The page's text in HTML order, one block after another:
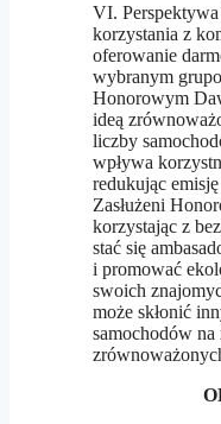
VI.
korzystania z
oferowanie
wybranym
Honorowym
ideą
liczby
wpływa
redukując
Zasłużeni
korzystając z
stać się
i promować
swoich
może skłonić
samochodów na